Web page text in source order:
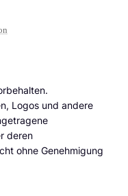
Logos und andere
deren
ohne Genehmigung